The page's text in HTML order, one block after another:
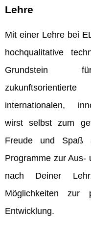
Lehre
Mit einer Lehre bei
hochqualitative
Grundstein
internationalen,
wirst selbst zum
Freude und Spaß
Programme zur Aus-
nach Deiner
Möglichkeiten zur
Entwicklung.